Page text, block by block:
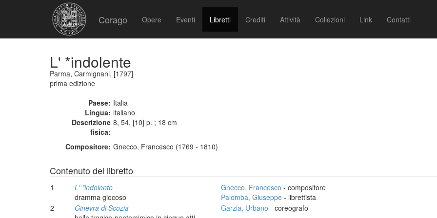
Corago Opere Eventi Libretti Crediti Attività Collezioni Link Contatti
L' *indolente
Parma, Carmignani, [1797]
prima edizione
Paese: Italia
Lingua: italiano
Descrizione
fisica:
8, 54, [10] p. ; 18 cm
Compositore: Gnecco, Francesco (1769 - 1810)
Contenuto del libretto
1
L' *indolente
dramma giocoso
Gnecco, Francesco - compositore
Palomba, Giuseppe - librettista
2
Ginevra di Scozia
Garzia, Urbano - coreografo